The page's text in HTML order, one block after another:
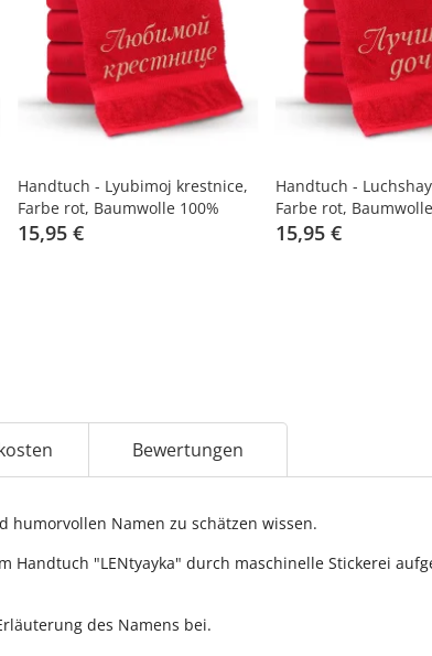
Handtuch - Lyubimoj krestnice,
Farbe rot, Baumwolle 100%
15,95 €
Handtuch -
Farbe rot,
15,95 €
Bewertungen
Namen zu schätzen wissen.
Handtuch "LENtyayka" durch maschinelle Stickerei
des Namens bei.